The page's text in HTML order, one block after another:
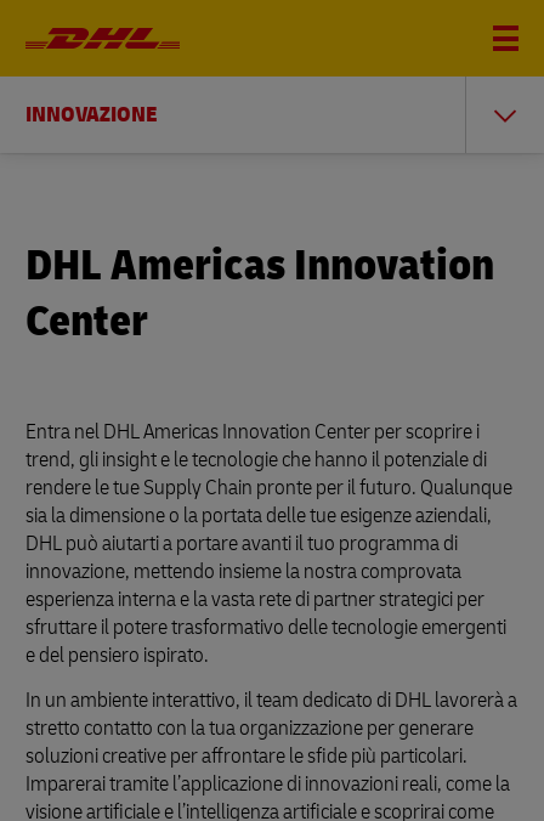
INNOVAZIONE
DHL Americas Innovation
Center
Entra nel DHL Americas Innovation Center per scoprire i
trend, gli insight e le tecnologie che hanno il potenziale di
rendere le tue Supply Chain pronte per il futuro. Qualunque
sia la dimensione o la portata delle tue esigenze aziendali,
DHL può aiutarti a portare avanti il tuo programma di
innovazione, mettendo insieme la nostra comprovata
esperienza interna e la vasta rete di partner strategici per
sfruttare il potere trasformativo delle tecnologie emergenti
e del pensiero ispirato.
In un ambiente interattivo, il team dedicato di DHL lavorerà a
stretto contatto con la tua organizzazione per generare
soluzioni creative per affrontare le sfide più particolari.
Imparerai tramite l’applicazione di innovazioni reali, come la
visione artificiale e l’intelligenza artificiale e scoprirai come